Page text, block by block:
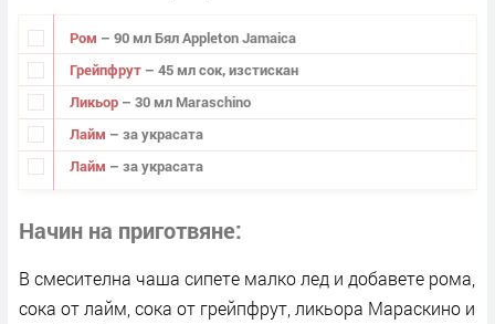
Ром – 90 мл Бял Appleton Jamaica
Грейпфрут – 45 мл сок, изстискан
Ликьор – 30 мл Maraschino
Лайм – за украсата
Лайм – за украсата
Начин на приготвяне
В смесителна чаша сипете малко лед и добавете рома,
сока от лайм, сока от грейпфрут, ликьора Мараскино и